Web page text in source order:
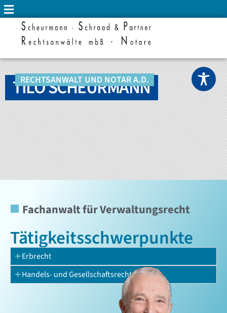
RECHTSANWALT UND NOTAR A.D.
TILO SCHEURMANN
Fachanwalt für Verwaltungsrecht
Tätigkeits­schwerpunkte
Erbrecht
Handels- und Gesellschaftsrecht